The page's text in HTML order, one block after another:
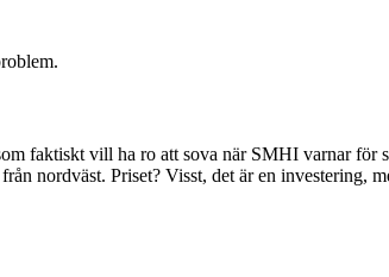
faktiskt vill ha ro att sova när SMHI varnar för
nordväst. Priset? Visst, det är en investering,